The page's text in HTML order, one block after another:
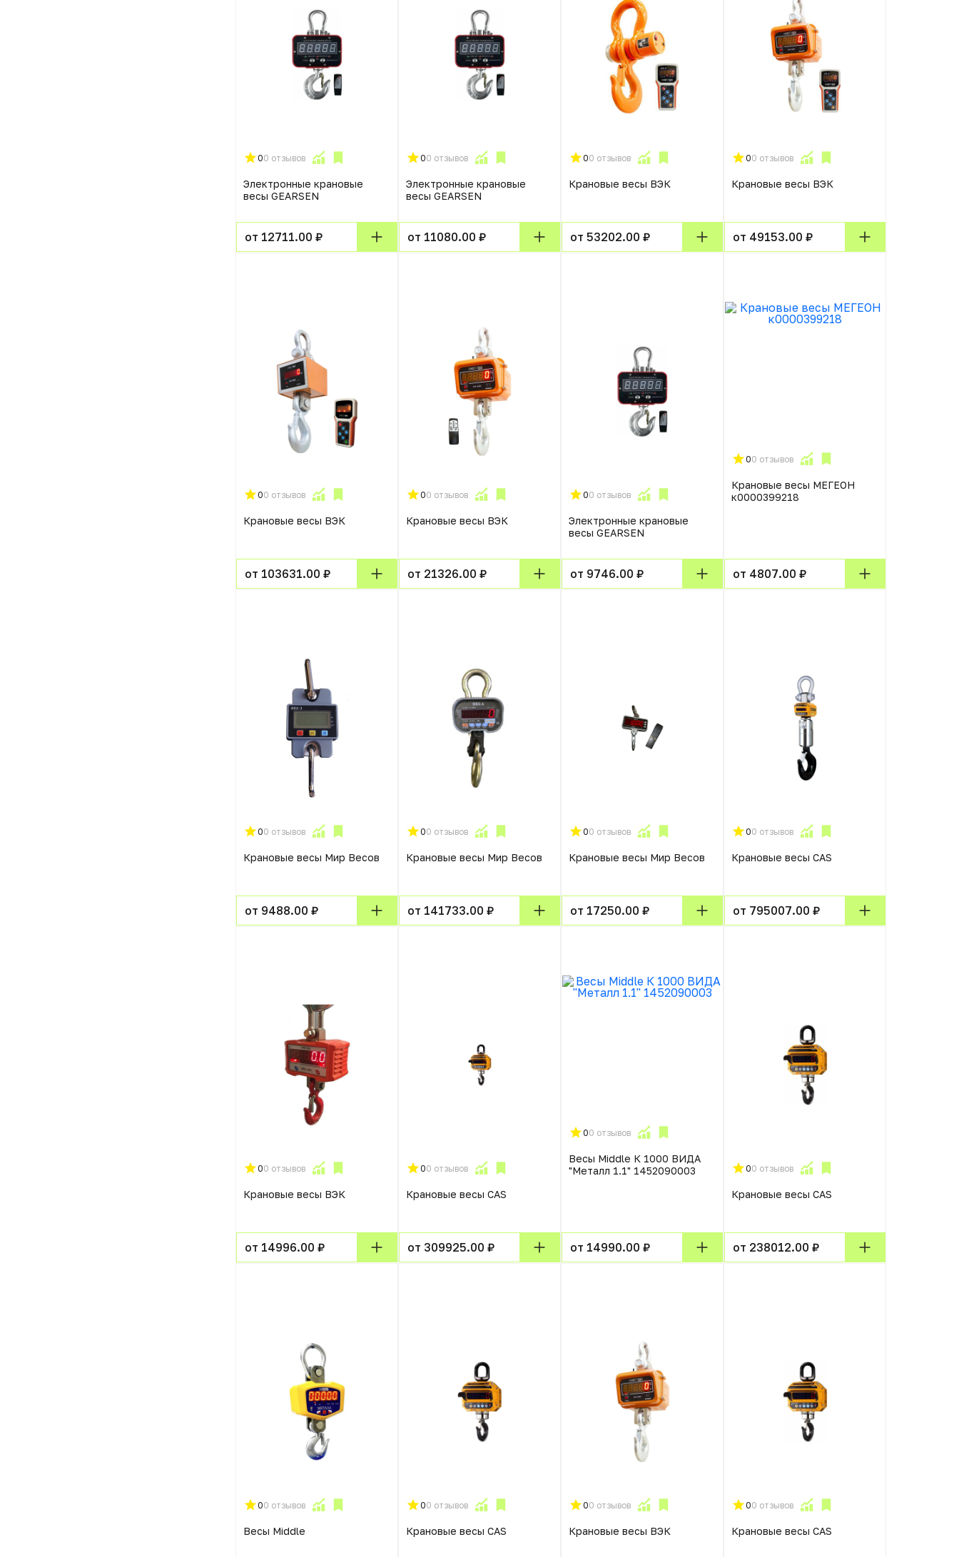
00 отзывов
Электронные крановые
весы GEARSEN
от 12711.00 ₽
00 отзывов
Электронные крановые
весы GEARSEN
от 11080.00 ₽
00 отзывов
Крановые весы ВЭК
от 53202.00 ₽
00 отзывов
Крановые весы ВЭК
от 49153.00 ₽
00 отзывов
Крановые весы ВЭК
от 103631.00 ₽
00 отзывов
Крановые весы ВЭК
от 21326.00 ₽
00 отзывов
Электронные крановые
весы GEARSEN
от 9746.00 ₽
00 отзывов
Крановые весы МЕГЕОН
к0000399218
от 4807.00 ₽
00 отзывов
Крановые весы Мир Весов
от 9488.00 ₽
00 отзывов
Крановые весы Мир Весов
от 141733.00 ₽
00 отзывов
Крановые весы Мир Весов
от 17250.00 ₽
00 отзывов
Крановые весы CAS
от 795007.00 ₽
00 отзывов
Крановые весы ВЭК
от 14996.00 ₽
00 отзывов
Крановые весы CAS
от 309925.00 ₽
00 отзывов
Весы Middle К 1000 ВИДА
"Металл 1.1" 1452090003
от 14990.00 ₽
00 отзывов
Крановые весы CAS
от 238012.00 ₽
00 отзывов
Весы Middle
00 отзывов
Крановые весы CAS
00 отзывов
Крановые весы ВЭК
00 отзывов
Крановые весы CAS